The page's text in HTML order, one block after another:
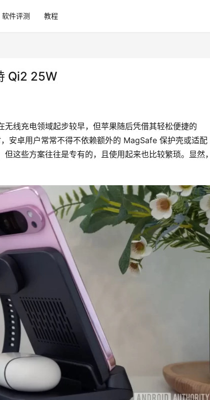
软件评测 教程
Qi2 25W
线充电领域起步较早，但苹果随后凭借其轻松便捷的
安卓用户常常不得不依赖额外的 MagSafe 保护壳或适配
这些方案往往是专有的，且使用起来也比较繁琐。显然